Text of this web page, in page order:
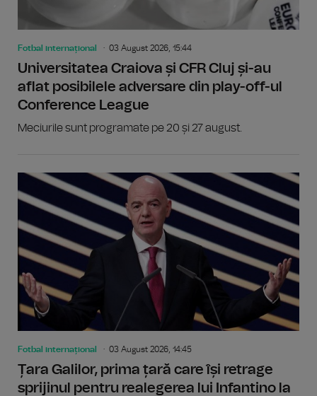
Fotbal internațional 03 August 2026, 15:44
Universitatea Craiova și CFR Cluj și-au
aflat posibilele adversare din play-off-ul
Conference League
Meciurile sunt programate pe 20 și 27 august.
Fotbal internațional 03 August 2026, 14:45
Țara Galilor, prima țară care își retrage
sprijinul pentru realegerea lui Infantino la